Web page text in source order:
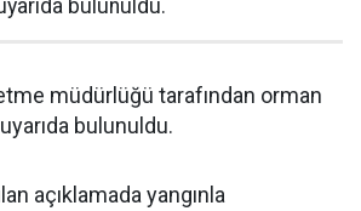
bulunuldu.
müdürlüğü tarafından orman
bulunuldu.
açıklamada yangınla